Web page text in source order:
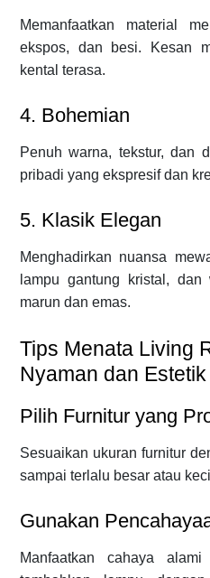
Memanfaatkan material
ekspos, dan besi. Kesan
kental terasa.
4. Bohemian
Penuh warna, tekstur, dan
pribadi yang ekspresif dan
5. Klasik Elegan
Menghadirkan nuansa
lampu gantung kristal, dan
marun dan emas.
Tips Menata Living
Nyaman dan Estetik
Pilih Furnitur yang
Sesuaikan ukuran furnitur
sampai terlalu besar atau
Gunakan
Manfaatkan cahaya